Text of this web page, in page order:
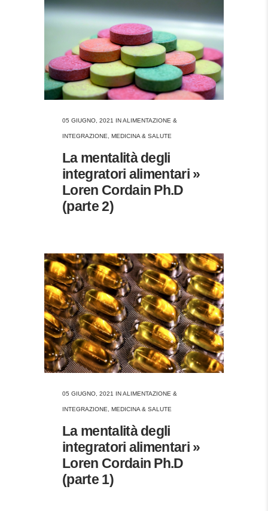
05 GIUGNO, 2021 INALIMENTAZIONE &
INTEGRAZIONE MEDICINA & SALUTE
La mentalità degli
integratori alimentari »
Loren Cordain Ph.D
(parte 2)
05 GIUGNO, 2021 INALIMENTAZIONE &
INTEGRAZIONE MEDICINA & SALUTE
La mentalità degli
integratori alimentari »
Loren Cordain Ph.D
(parte 1)